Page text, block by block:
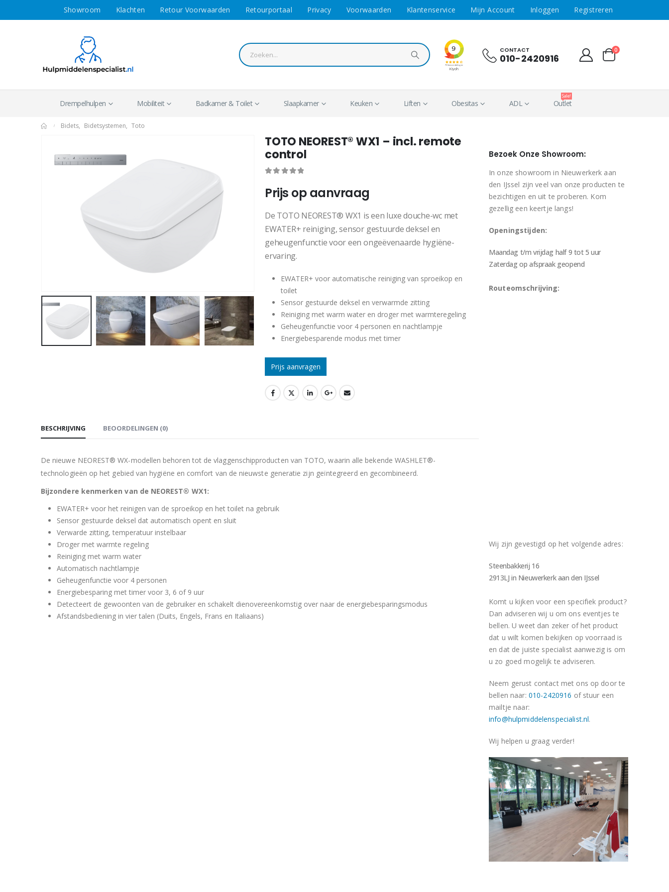
Showroom Klachten Retour Voorwaarden Retourportaal Privacy Voorwaarden Klantenservice Mijn Account Inloggen Registreren
CONTACT
010-2420916
0
Drempelhulpen Mobiliteit Badkamer & Toilet Slaapkamer Keuken Liften Obesitas ADL Outlet
Sale!
Bidets, Bidetsystemen, Toto
TOTO NEOREST® WX1 – incl. remote
control
Prijs op aanvraag
De TOTO NEOREST® WX1 is een luxe douche-wc met
EWATER+ reiniging, sensor gestuurde deksel en
geheugenfunctie voor een ongeëvenaarde hygiëne-
ervaring.
EWATER+ voor automatische reiniging van sproeikop en
toilet
Sensor gestuurde deksel en verwarmde zitting
Reiniging met warm water en droger met warmteregeling
Geheugenfunctie voor 4 personen en nachtlampje
Energiebesparende modus met timer
Prijs aanvragen
BESCHRIJVING BEOORDELINGEN (0)
De nieuwe NEOREST® WX-modellen behoren tot de vlaggenschipproducten van TOTO, waarin alle bekende WASHLET®-
technologieën op het gebied van hygiëne en comfort van de nieuwste generatie zijn geïntegreerd en gecombineerd.
Bijzondere kenmerken van de NEOREST® WX1:
EWATER+ voor het reinigen van de sproeikop en het toilet na gebruik
Sensor gestuurde deksel dat automatisch opent en sluit
Verwarde zitting, temperatuur instelbaar
Droger met warmte regeling
Reiniging met warm water
Automatisch nachtlampje
Geheugenfunctie voor 4 personen
Energiebesparing met timer voor 3, 6 of 9 uur
Detecteert de gewoonten van de gebruiker en schakelt dienovereenkomstig over naar de energiebesparingsmodus
Afstandsbediening in vier talen (Duits, Engels, Frans en Italiaans)
Bezoek Onze Showroom:
In onze showroom in Nieuwerkerk aan
den IJssel zijn veel van onze producten te
bezichtigen en uit te proberen. Kom
gezellig een keertje langs!
Openingstijden:
Maandag t/m vrijdag half 9 tot 5 uur
Zaterdag op afspraak geopend
Routeomschrijving:
Wij zijn gevestigd op het volgende adres:
Steenbakkerij 16
2913LJ in Nieuwerkerk aan den IJssel
Komt u kijken voor een specifiek product?
Dan adviseren wij u om ons eventjes te
bellen. U weet dan zeker of het product
dat u wilt komen bekijken op voorraad is
en dat de juiste specialist aanwezig is om
u zo goed mogelijk te adviseren.
Neem gerust contact met ons op door te
bellen naar: 010-2420916 of stuur een
mailtje naar:
info@hulpmiddelenspecialist.nl.
Wij helpen u graag verder!